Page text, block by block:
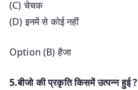
(C) चेचक
(D) इनमें से कोई नहीं
Option (B) हैजा
5.बीजो की प्रकृति किसमें उत्पन्न हुई ?